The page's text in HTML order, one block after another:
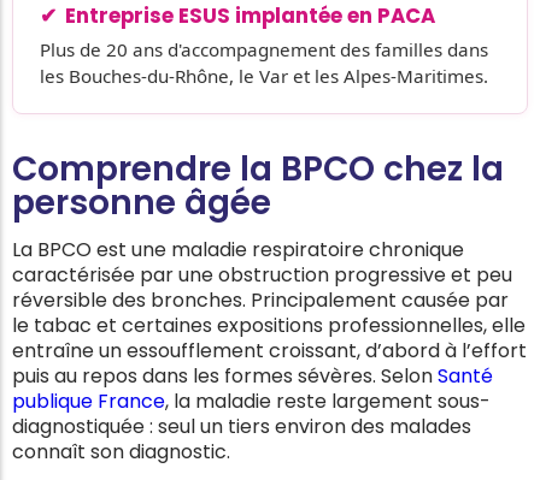
Entreprise ESUS implantée en PACA
Plus de 20 ans d'accompagnement des familles dans
les Bouches-du-Rhône, le Var et les Alpes-Maritimes.
Comprendre la BPCO chez la
personne âgée
La BPCO est une maladie respiratoire chronique
caractérisée par une obstruction progressive et peu
réversible des bronches. Principalement causée par
le tabac et certaines expositions professionnelles, elle
entraîne un essoufflement croissant, d’abord à l’effort
puis au repos dans les formes sévères. SelonSanté
publique France, la maladie reste largement sous-
diagnostiquée : seul un tiers environ des malades
connaît son diagnostic.